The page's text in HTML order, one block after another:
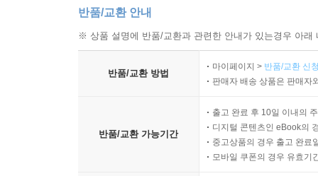
반품/교환 안내
※ 상품 설명에 반품/교환과 관련한 안내가 있는경우 아
반품/교환 방법
마이페이지 > 반품/교환 신
판매자 배송 상품은 판매자
반품/교환 가능기간
출고 완료 후 10일 이내의
디지털 콘텐츠인 eBook의
중고상품의 경우 출고 완료
모바일 쿠폰의 경우 유효기